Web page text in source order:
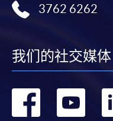
3762 6262
我们的社交媒体
转 转